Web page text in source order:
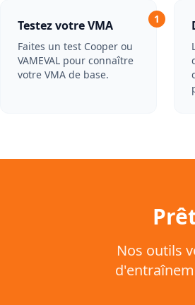
1
Testez votre VMA
Faites un test Cooper ou
VAMEVAL pour connaître
votre VMA de base.
Nos outils